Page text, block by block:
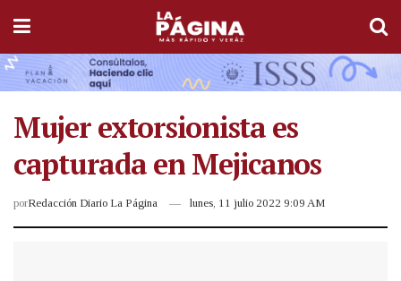
Mujer extorsionista es
capturada en Mejicanos
porRedacción Diario La Página lunes, 11 julio 2022 9:09 AM